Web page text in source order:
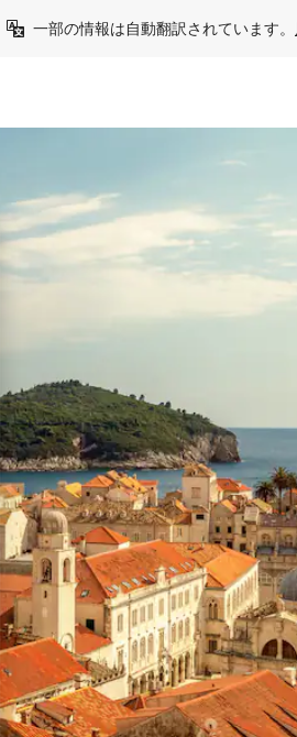
一部の情報は自動翻訳されています。
、画面をタッチまたはスワイプして検